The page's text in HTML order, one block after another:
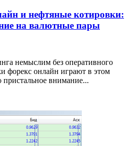
и нефтяные котировки:
на валютные пары
немыслим без оперативного
форекс онлайн играют в этом
внимание...